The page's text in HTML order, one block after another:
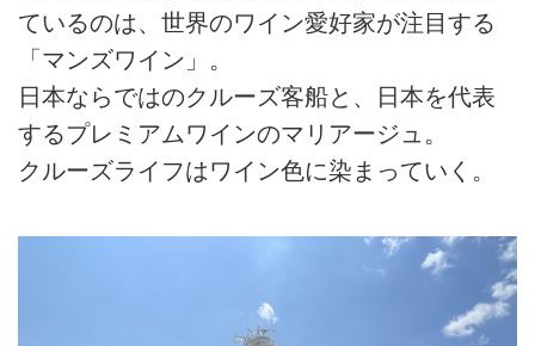
ているのは、世界のワイン愛好家が注目する
「マンズワイン」。
日本ならではのクルーズ客船と、日本を代表
するプレミアムワインのマリアージュ。
クルーズライフはワイン色に染まっていく。